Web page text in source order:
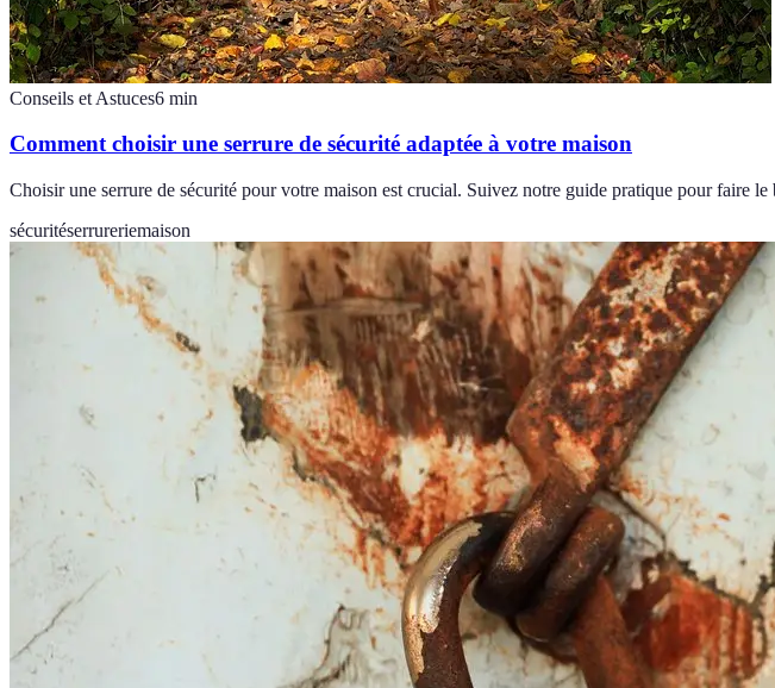
Conseils et Astuces6 min
Comment choisir une serrure de sécurité adaptée à votre maison
Choisir une serrure de sécurité pour votre maison est crucial. Suivez notre guide pratique pour faire
sécuritéserrureriemaison